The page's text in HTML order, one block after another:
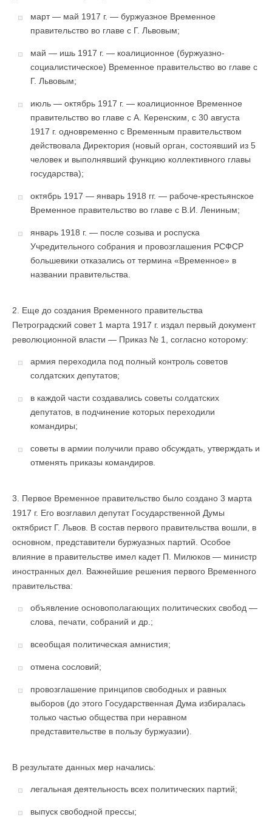
март — май 1917 г. — буржуазное Временное
правительство во главе с Г. Львовым;
май — ишь 1917 г. — коалиционное (буржуазно-
социалистическое) Временное правительство во главе с
Г. Львовым;
июль — октябрь 1917 г. — коалиционное Временное
правительство во главе с А. Керенским, с 30 августа
1917 г. одновременно с Временным правительством
действовала Директория (новый орган, состоявший из 5
человек и выполнявший функцию коллективного главы
государства);
октябрь 1917 — январь 1918 гг. — рабоче-крестьянское
Временное правительство во главе с В.И. Лениным;
январь 1918 г. — после созыва и роспуска
Учредительного собрания и провозглашения РСФСР
большевики отказались от термина «Временное» в
названии правительства.
2. Еще до создания Временного правительства
Петроградский совет 1 марта 1917 г. издал первый документ
революционной власти — Приказ № 1, согласно которому:
армия переходила под полный контроль советов
солдатских депутатов;
в каждой части создавались советы солдатских
депутатов, в подчинение которых переходили
командиры;
советы в армии получили право обсуждать, утверждать и
отменять приказы командиров.
3. Первое Временное правительство было создано 3 марта
1917 г. Его возглавил депутат Государственной Думы
октябрист Г. Львов. В состав первого правительства вошли, в
основном, представители буржуазных партий. Особое
влияние в правительстве имел кадет П. Милюков — министр
иностранных дел. Важнейшие решения первого Временного
правительства:
объявление основополагающих политических свобод —
слова, печати, собраний и др.;
всеобщая политическая амнистия;
отмена сословий;
провозглашение принципов свободных и равных
выборов (до этого Государственная Дума избиралась
только частью общества при неравном
представительстве в пользу буржуазии).
В результате данных мер начались:
легальная деятельность всех политических партий;
выпуск свободной прессы;